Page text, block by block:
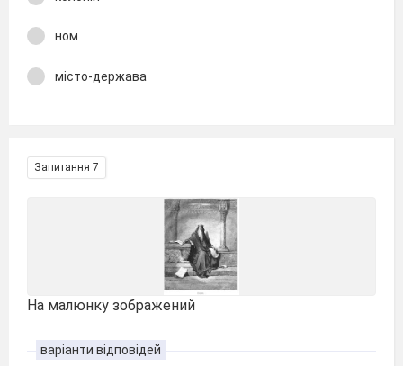
ном
місто-держава
Запитання 7
На малюнку зображений
варіанти відповідей